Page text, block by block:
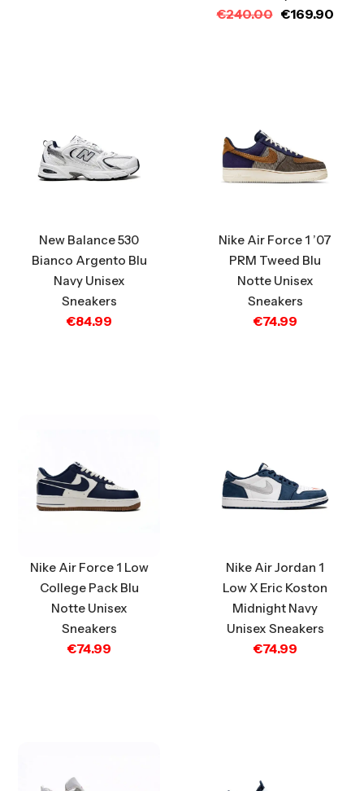
€240.00 €169.90
New Balance 530
Bianco Argento Blu
Navy Unisex
Sneakers
€84.99
Nike Air Force 1 ’07
PRM Tweed Blu
Notte Unisex
Sneakers
€74.99
Nike Air Force 1 Low
College Pack Blu
Notte Unisex
Sneakers
€74.99
Nike Air Jordan 1
Low X Eric Koston
Midnight Navy
Unisex Sneakers
€74.99